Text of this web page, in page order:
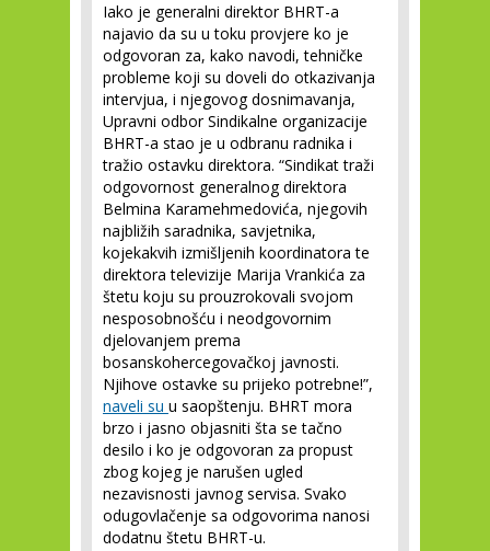
Iako je generalni direktor BHRT-a
najavio da su u toku provjere ko je
odgovoran za, kako navodi, tehničke
probleme koji su doveli do otkazivanja
intervjua, i njegovog dosnimavanja,
Upravni odbor Sindikalne organizacije
BHRT-a stao je u odbranu radnika i
tražio ostavku direktora. “Sindikat traži
odgovornost generalnog direktora
Belmina Karamehmedovića, njegovih
najbližih saradnika, savjetnika,
kojekakvih izmišljenih koordinatora te
direktora televizije Marija Vrankića za
štetu koju su prouzrokovali svojom
nesposobnošću i neodgovornim
djelovanjem prema
bosanskohercegovačkoj javnosti.
Njihove ostavke su prijeko potrebne!”,
naveli su u saopštenju. BHRT mora
brzo i jasno objasniti šta se tačno
desilo i ko je odgovoran za propust
zbog kojeg je narušen ugled
nezavisnosti javnog servisa. Svako
odugovlačenje sa odgovorima nanosi
dodatnu štetu BHRT-u.